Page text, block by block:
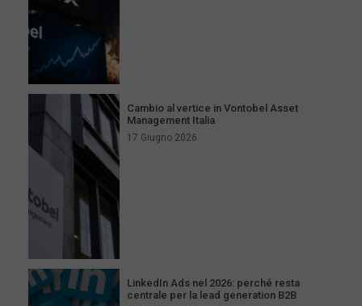
Cambio al vertice in Vontobel Asset
Management Italia
17 Giugno 2026
LinkedIn Ads nel 2026: perché resta
centrale per la lead generation B2B